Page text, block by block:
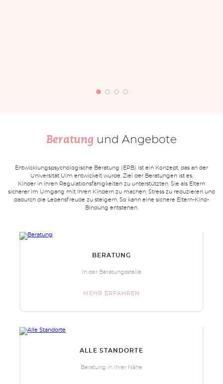
Beratung und Angebote
Entwicklungspsychologische Beratung (EPB) ist ein Konzept, das an der
Universität Ulm entwickelt wurde. Ziel der Beratungen ist es,
Kinder in ihren Regulationsfähigkeiten zu unterstützten, Sie als Eltern
sicherer im Umgang mit Ihren Kindern zu machen, Stress zu reduzieren und
dadurch die Lebensfreude zu steigern. So kann eine sichere Eltern-Kind-
Bindung entstehen.
BERATUNG
In der Beratungsstelle
MEHR ERFAHREN
ALLE STANDORTE
Beratung in Ihrer Nähe